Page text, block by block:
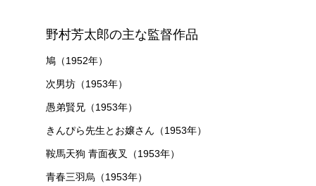
野村芳太郎の主な監督作品
鳩（1952年）
次男坊（1953年）
愚弟賢兄（1953年）
きんぴら先生とお嬢さん（1953年）
鞍馬天狗 青面夜叉（1953年）
青春三羽烏（1953年）